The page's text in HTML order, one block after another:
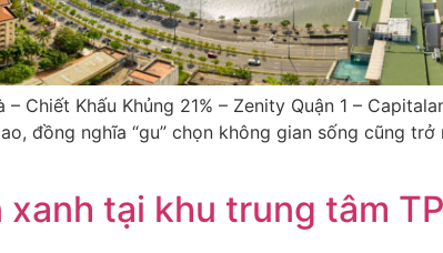
Chiết Khấu Khủng 21% – Zenity Quận 1 –
đồng nghĩa “gu” chọn không gian sống cũng trở
tại khu trung tâm